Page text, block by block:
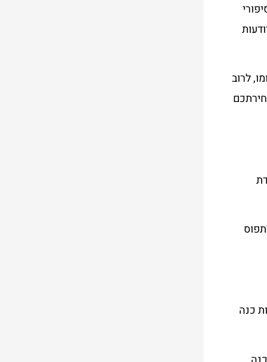
לרוב
כנה